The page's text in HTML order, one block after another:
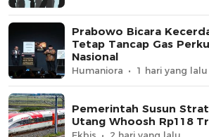
Prabowo Bicara
Tetap Tancap Gas
Nasional
Humaniora 1 hari yang lalu
Pemerintah Susun
Utang Whoosh Rp118